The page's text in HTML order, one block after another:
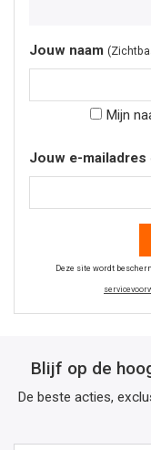
Jouw naam
Mijn
Jouw e-mailadres
Deze site wordt
Blijf op de
De beste acties,